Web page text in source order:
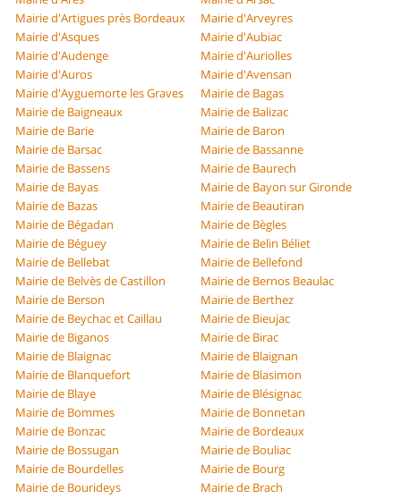
Mairie d'Artigues près Bordeaux
Mairie d'Arveyres
Mairie d'Asques
Mairie d'Aubiac
Mairie d'Audenge
Mairie d'Auriolles
Mairie d'Auros
Mairie d'Avensan
Mairie d'Ayguemorte les Graves
Mairie de Bagas
Mairie de Baigneaux
Mairie de Balizac
Mairie de Barie
Mairie de Baron
Mairie de Barsac
Mairie de Bassanne
Mairie de Bassens
Mairie de Baurech
Mairie de Bayas
Mairie de Bayon sur Gironde
Mairie de Bazas
Mairie de Beautiran
Mairie de Bégadan
Mairie de Bègles
Mairie de Béguey
Mairie de Belin Béliet
Mairie de Bellebat
Mairie de Bellefond
Mairie de Belvès de Castillon
Mairie de Bernos Beaulac
Mairie de Berson
Mairie de Berthez
Mairie de Beychac et Caillau
Mairie de Bieujac
Mairie de Biganos
Mairie de Birac
Mairie de Blaignac
Mairie de Blaignan
Mairie de Blanquefort
Mairie de Blasimon
Mairie de Blaye
Mairie de Blésignac
Mairie de Bommes
Mairie de Bonnetan
Mairie de Bonzac
Mairie de Bordeaux
Mairie de Bossugan
Mairie de Bouliac
Mairie de Bourdelles
Mairie de Bourg
Mairie de Bourideys
Mairie de Brach